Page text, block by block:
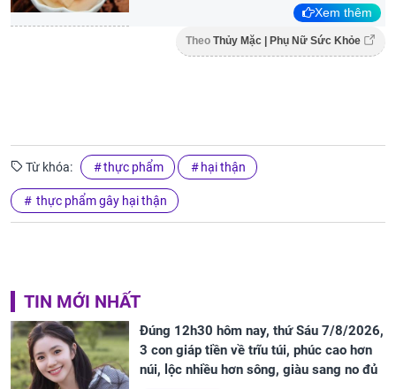
Xem thêm
Theo Thủy Mặc | Phụ Nữ Sức Khỏe
Từ khóa: thực phẩm hại thận
thực phẩm gây hại thận
TIN MỚI NHẤT
Đúng 12h30 hôm nay, thứ Sáu 7/8/2026,
3 con giáp tiền về trĩu túi, phúc cao hơn
núi, lộc nhiều hơn sông, giàu sang no đủ